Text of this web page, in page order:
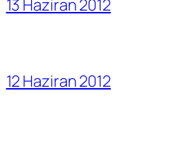
13 Haziran 2012
12 Haziran 2012